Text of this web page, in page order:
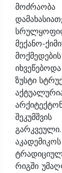
მექანო-
ზუსტი
გარკვეული.
რიგში